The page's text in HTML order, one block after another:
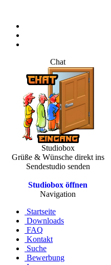
Chat
Studiobox
Grüße & Wünsche direkt ins
Sendestudio senden
Studiobox öffnen
Navigation
Startseite
Downloads
FAQ
Kontakt
Suche
Bewerbung